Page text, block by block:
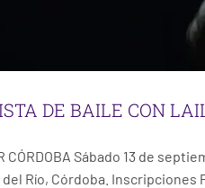
DE BAILE CON
CÓRDOBA Sábado 13 de
Río, Córdoba. Inscripciones